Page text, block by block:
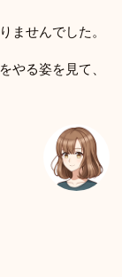
ませんでした。
やる姿を見て、